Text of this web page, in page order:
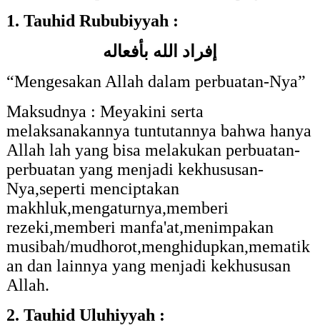
1. Tauhid Rububiyyah :
إفراد الله بأفعاله
“Mengesakan Allah dalam perbuatan-Nya”
Maksudnya : Meyakini serta
melaksanakannya tuntutannya bahwa hanya
Allah lah yang bisa melakukan perbuatan-
perbuatan yang menjadi kekhususan-
Nya,seperti menciptakan
makhluk,mengaturnya,memberi
rezeki,memberi manfa'at,menimpakan
musibah/mudhorot,menghidupkan,mematik
an dan lainnya yang menjadi kekhususan
Allah.
2. Tauhid Uluhiyyah :